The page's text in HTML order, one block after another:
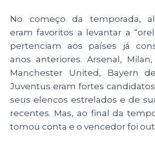
No começo da temporada,
eram favoritos a levantar a
pertenciam aos países já
anos anteriores. Arsenal,
Manchester United, Bayern
Juventus eram fortes
seus elencos estrelados e de
recentes. Mas, ao final da
tomou conta e o vencedor foi